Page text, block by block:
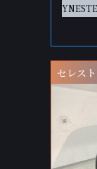
セレス